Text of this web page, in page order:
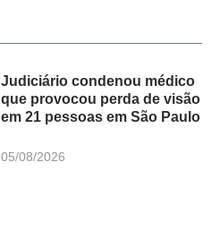
Judiciário condenou médico
que provocou perda de visão
em 21 pessoas em São Paulo
05/08/2026